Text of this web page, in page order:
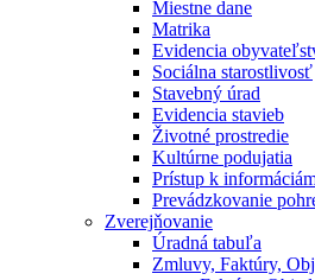
Miestne dane
Matrika
Evidencia
Sociálna starostlivosť
Stavebný úrad
Evidencia stavieb
Životné prostredie
Kultúrne podujatia
Prístup k
Prevádzkovanie
Zverejňovanie
Úradná tabuľa
Zmluvy, Faktúry,